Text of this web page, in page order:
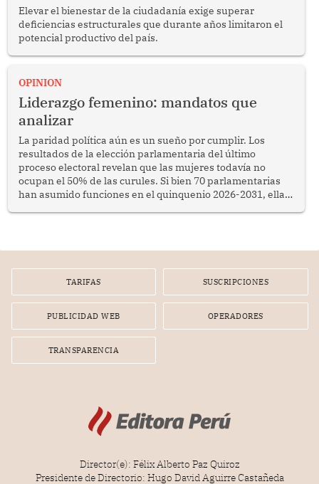
Elevar el bienestar de la ciudadanía exige superar
deficiencias estructurales que durante años limitaron el
potencial productivo del país.
OPINION
Liderazgo femenino: mandatos que
analizar
La paridad política aún es un sueño por cumplir. Los
resultados de la elección parlamentaria del último
proceso electoral revelan que las mujeres todavía no
ocupan el 50% de las curules. Si bien 70 parlamentarias
han asumido funciones en el quinquenio 2026-2031, ellas
TARIFAS SUSCRIPCIONES
PUBLICIDAD WEB OPERADORES
TRANSPARENCIA
Director(e): Félix Alberto Paz Quiroz
Presidente de Directorio: Hugo David Aguirre Castañeda